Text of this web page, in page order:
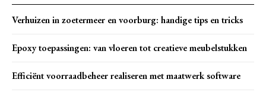
Verhuizen in zoetermeer en voorburg: handige tips en tricks
Epoxy toepassingen: van vloeren tot creatieve meubelstukken
Efficiënt voorraadbeheer realiseren met maatwerk software